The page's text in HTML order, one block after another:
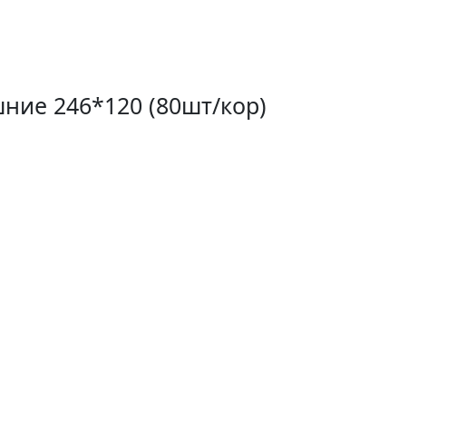
246*120 (80шт/кор)